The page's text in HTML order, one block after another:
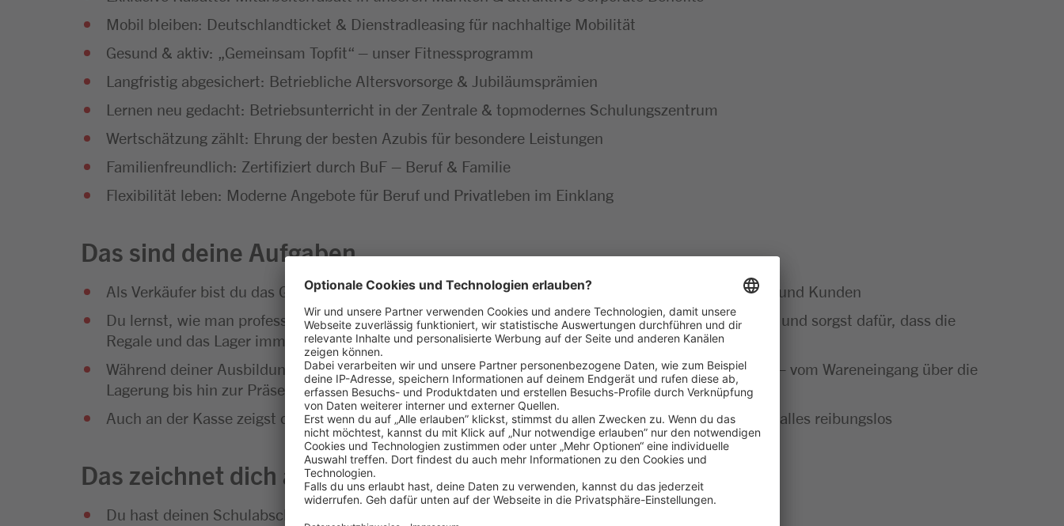
Mobil bleiben: Deutschlandticket & Dienstradleasing für nachhaltige Mobilität
Gesund & aktiv: „Gemeinsam Topfit“ – unser Fitnessprogramm
Langfristig abgesichert: Betriebliche Altersvorsorge & Jubiläumsprämien
Lernen neu gedacht: Betriebsunterricht in der Zentrale & topmodernes Schulungszentrum
Wertschätzung zählt: Ehrung der besten Azubis für besondere Leistungen
Familienfreundlich: Zertifiziert durch BuF – Beruf & Familie
Flexibilität leben: Moderne Angebote für Beruf und Privatleben im Einklang
Das sind deine Aufgaben
Als Verkäufer bist du das Gesicht unseres Marktes – erster Ansprechpartner für unsere Kundinnen und Kunden
Du lernst, wie man professionelle Verkaufsgespräche führt, wirst zum Experten für unser Sortiment und sorgst dafür, dass die
Regale und das Lager immer gut gefüllt sind
Während deiner Ausbildung wirst du mit allen wichtigen Einzelhandelsprozessen vertraut gemacht – vom Wareneingang über die
Lagerung bis hin zur Präsentation und dem Verkauf
Auch an der Kasse zeigst du vollen Einsatz – vom Kassieren bis zur Kassenabrechnung läuft bei dir alles reibungslos
Das zeichnet dich aus
Du hast deinen Schulabschluss erfolgreich gemeistert